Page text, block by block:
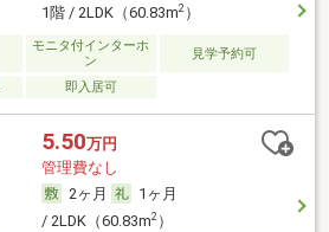
1階 / 2LDK（60.83m2）
モニタ付インターホ
ン
見学予約可
即入居可
5.50万円
管理費なし
2ヶ月
1ヶ月
/ 2LDK（60.83m2）